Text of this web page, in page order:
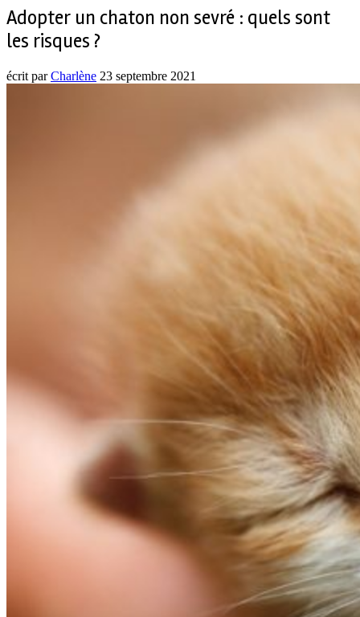
Adopter un chaton non sevré : quels sont
les risques ?
écrit parCharlène 23 septembre 2021